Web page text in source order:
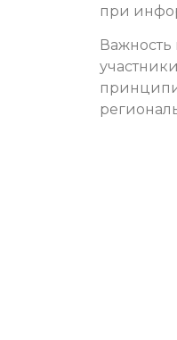
при
Важность